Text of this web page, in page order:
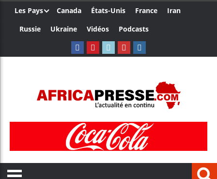
Les Pays Canada États-Unis France
Iran
Russie
Ukraine Vidéos Podcasts